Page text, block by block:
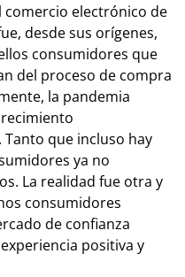
comercio electrónico de
desde sus orígenes,
consumidores que
del proceso de compra
la pandemia
que incluso hay
ya no
La realidad fue otra y
consumidores
de confianza
positiva y